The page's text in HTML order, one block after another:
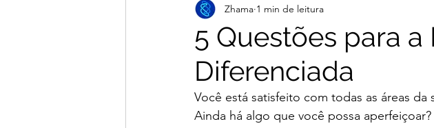
5 Questões para
Diferenciada
Zhama 1 min de leitura
Você está satisfeito com todas as áreas da
Ainda há algo que você possa aperfeiçoar?